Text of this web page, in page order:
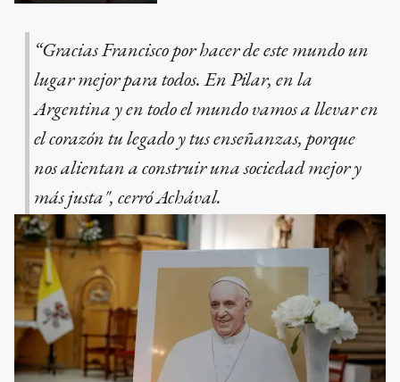
“Gracias Francisco por hacer de este mundo un
lugar mejor para todos. En Pilar, en la
Argentina y en todo el mundo vamos a llevar en
el corazón tu legado y tus enseñanzas, porque
nos alientan a construir una sociedad mejor y
más justa", cerró Achával.